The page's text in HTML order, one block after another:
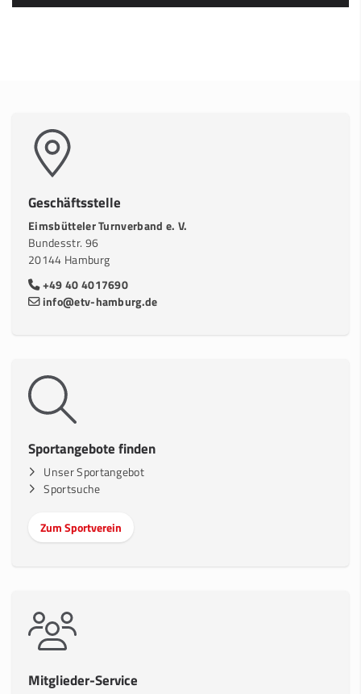
Geschäftsstelle
Eimsbütteler Turnverband e. V.
Bundesstr. 96
20144 Hamburg
+49 40 4017690
info@etv-hamburg.de
Sportangebote finden
Unser Sportangebot
Sportsuche
Zum Sportverein
Mitglieder-Service